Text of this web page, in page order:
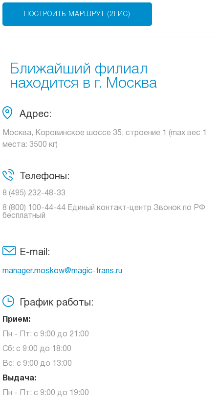
ПОСТРОИТЬ МАРШРУТ (2ГИС)
Ближайший филиал
находится в г. Москва
Адрес:
Москва, Коровинское шоссе 35, строение 1 (max вес 1
места: 3500 кг)
Телефоны:
8 (495) 232-48-33
8 (800) 100-44-44 Единый контакт-центр Звонок по РФ
бесплатный
E-mail:
manager.moskow@magic-trans.ru
График работы:
Прием:
Пн - Пт: с 9:00 до 21:00
Сб: с 9:00 до 18:00
Вс: с 9:00 до 13:00
Выдача:
Пн - Пт: с 9:00 до 19:00